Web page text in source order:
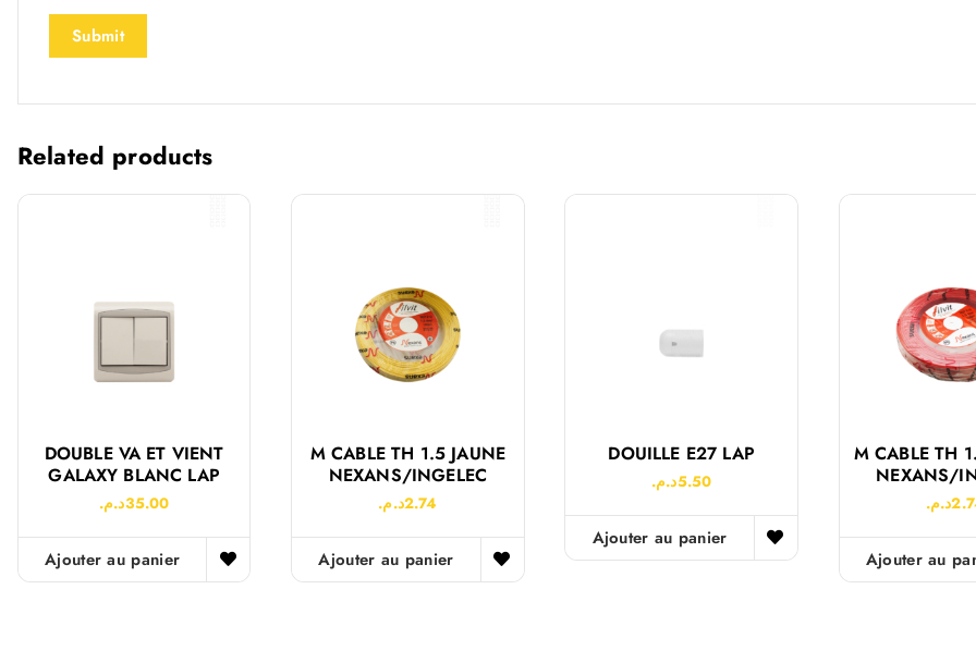
Related products
DOUBLE VA ET VIENT
GALAXY BLANC LAP
35.00د.م.
Ajouter au panier
M CABLE TH 1.5 JAUNE
NEXANS/INGELEC
2.74د.م.
Ajouter au panier
DOUILLE E27 LAP
5.50د.م.
Ajouter au panier
M CABLE TH
NEXANS/
د.م.
Ajouter au